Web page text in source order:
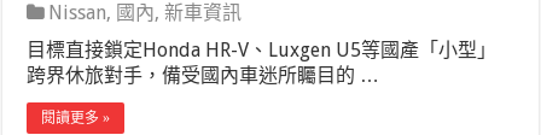
Nissan, 國內,新車資訊
目標直接鎖定Honda HR-V、Luxgen U5等國產「小型」
跨界休旅對手，備受國內車迷所矚目的 …
閱讀更多 »